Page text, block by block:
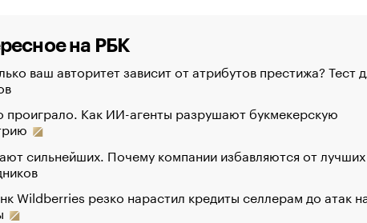
на РБК
ваш авторитет зависит от атрибутов престижа? Тест
проиграло. Как ИИ-агенты разрушают букмекерскую
сильнейших. Почему компании избавляются от лучших
Wildberries резко нарастил кредиты селлерам до атак